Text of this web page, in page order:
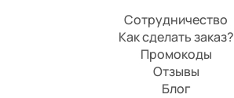
Сотрудничество
Как сделать заказ?
Промокоды
Отзывы
Блог